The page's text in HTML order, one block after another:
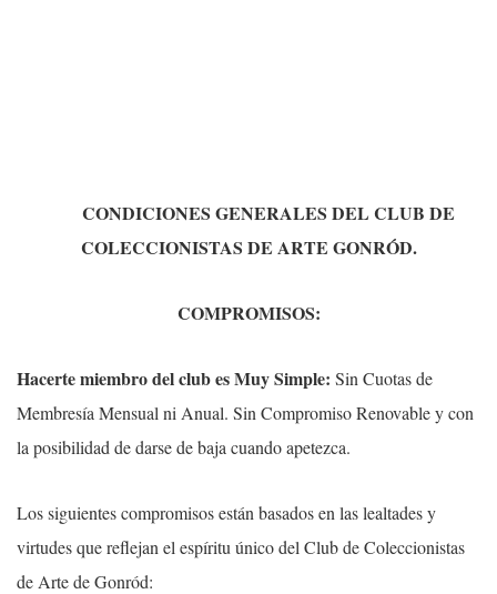
CONDICIONES GENERALES DEL CLUB DE
COLECCIONISTAS DE ARTE GONRÓD.
COMPROMISOS:
Hacerte miembro del club es Muy Simple: Sin Cuotas de
Membresía Mensual ni Anual. Sin Compromiso Renovable y con
la posibilidad de darse de baja cuando apetezca.
Los siguientes compromisos están basados en las lealtades y
virtudes que reflejan el espíritu único del Club de Coleccionistas
de Arte de Gonród: